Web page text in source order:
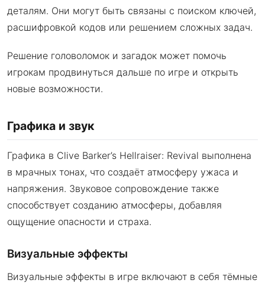
деталям. Они могут быть связаны с поиском ключей,
расшифровкой кодов или решением сложных задач.
Решение головоломок и загадок может помочь
игрокам продвинуться дальше по игре и открыть
новые возможности.
Графика и звук
Графика в Clive Barker’s Hellraiser: Revival выполнена
в мрачных тонах, что создаёт атмосферу ужаса и
напряжения. Звуковое сопровождение также
способствует созданию атмосферы, добавляя
ощущение опасности и страха.
Визуальные эффекты
Визуальные эффекты в игре включают в себя тёмные